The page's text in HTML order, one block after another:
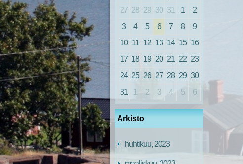
27 28 29 30 31 1
2
3
4 5 6 7 8
9
10 11 12 13 14 15 16
17 18 19 20 21 22 23
24 25 26 27 28 29 30
31
1 2 3 4 5 6
Arkisto
huhtikuu, 2023